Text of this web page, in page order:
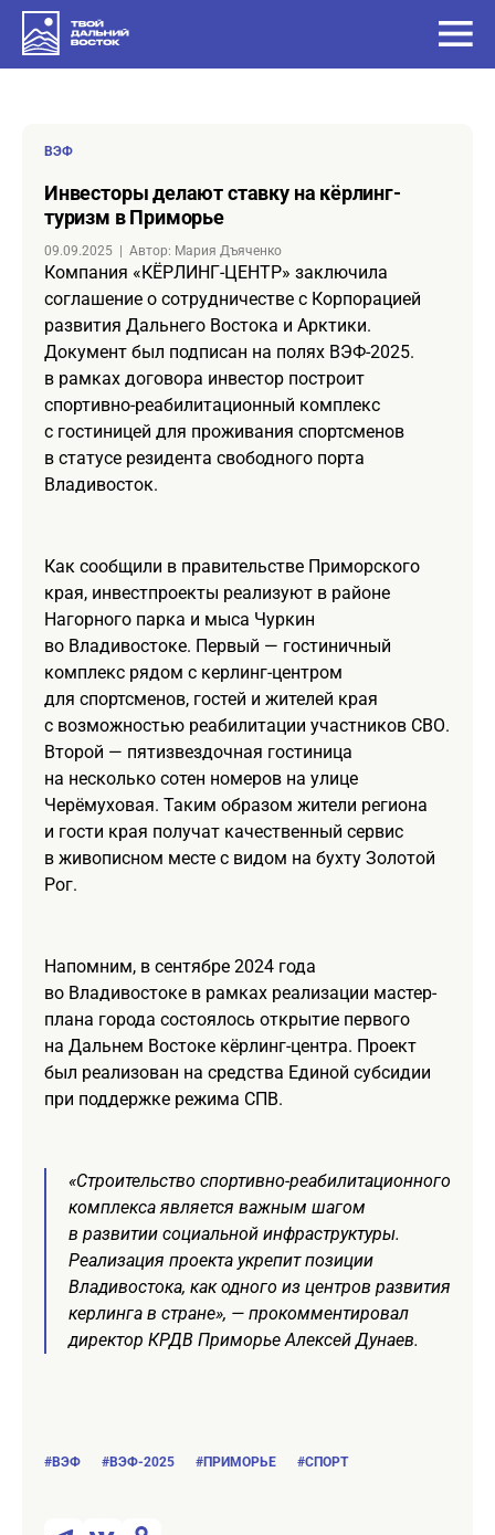
ВЭФ
Инвесторы делают ставку на кёрлинг-
туризм в Приморье
09.09.2025 Автор: Мария Дъяченко
Компания «КЁРЛИНГ-ЦЕНТР» заключила
соглашение о сотрудничестве с Корпорацией
развития Дальнего Востока и Арктики.
Документ был подписан на полях ВЭФ-2025.
в рамках договора инвестор построит
спортивно-реабилитационный комплекс
с гостиницей для проживания спортсменов
в статусе резидента свободного порта
Владивосток.
Как сообщили в правительстве Приморского
края, инвестпроекты реализуют в районе
Нагорного парка и мыса Чуркин
во Владивостоке. Первый — гостиничный
комплекс рядом с керлинг-центром
для спортсменов, гостей и жителей края
с возможностью реабилитации участников СВО.
Второй — пятизвездочная гостиница
на несколько сотен номеров на улице
Черёмуховая. Таким образом жители региона
и гости края получат качественный сервис
в живописном месте с видом на бухту Золотой
Рог.
Напомним, в сентябре 2024 года
во Владивостоке в рамках реализации мастер-
плана города состоялось открытие первого
на Дальнем Востоке кёрлинг-центра. Проект
был реализован на средства Единой субсидии
при поддержке режима СПВ.
«Строительство спортивно-реабилитационного
комплекса является важным шагом
в развитии социальной инфраструктуры.
Реализация проекта укрепит позиции
Владивостока, как одного из центров развития
керлинга в стране», — прокомментировал
директор КРДВ Приморье Алексей Дунаев.
#ВЭФ #ВЭФ-2025 #ПРИМОРЬЕ #СПОРТ